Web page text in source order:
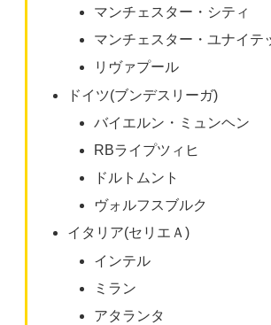
マンチェスター・シティ
マンチェスター・ユナイテ
リヴァプール
ドイツ(ブンデスリーガ)
バイエルン・ミュンヘン
RBライプツィヒ
ドルトムント
ヴォルフスブルク
イタリア(セリエＡ)
インテル
ミラン
アタランタ